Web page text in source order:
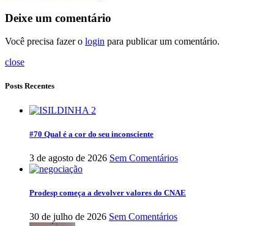
Deixe um comentário
Você precisa fazer o login para publicar um comentário.
close
Posts Recentes
#70 Qual é a cor do seu inconsciente
3 de agosto de 2026 Sem Comentários
Prodesp começa a devolver valores do CNAE
30 de julho de 2026 Sem Comentários